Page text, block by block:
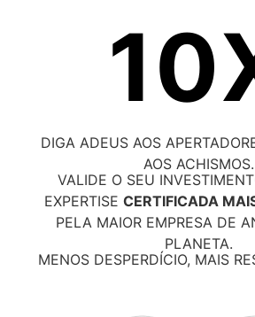
DIGA ADEUS AOS
AOS ACHISMOS.
VALIDE O SEU
EXPERTISE CERTIFICADA
PELA MAIOR EMPRESA DE
PLANETA.
MENOS DESPERDÍCIO, MAIS